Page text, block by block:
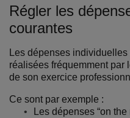
Régler les
courantes
Les dépenses
réalisées fréquemment par
de son exercice
Ce sont par exemple :
Les dépenses “on